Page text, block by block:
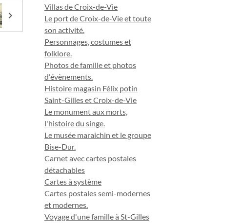
Villas de Croix-de-Vie
Le port de Croix-de-Vie et toute
son activité.
Personnages, costumes et
folklore.
Photos de famille et photos
d'évènements.
Histoire magasin Félix potin
Saint-Gilles et Croix-de-Vie
Le monument aux morts,
l'histoire du singe.
Le musée maraichin et le groupe
Bise-Dur.
Carnet avec cartes postales
détachables
Cartes à système
Cartes postales semi-modernes
et modernes.
Voyage d'une famille à St-Gilles